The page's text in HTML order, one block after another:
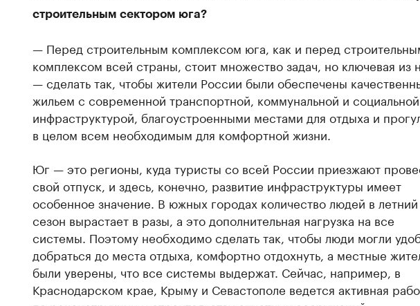
строительным сектором юга?
— Перед строительным комплексом юга, как и перед
комплексом всей страны, стоит множество задач, но ключевая из
— сделать так, чтобы жители России были обеспечены
жильем с современной транспортной, коммунальной и социальной
инфраструктурой, благоустроенными местами для отдыха и
в целом всем необходимым для комфортной жизни.
Юг — это регионы, куда туристы со всей России приезжают
свой отпуск, и здесь, конечно, развитие инфраструктуры имеет
особенное значение. В южных городах количество людей в летний
сезон вырастает в разы, а это дополнительная нагрузка на все
системы. Поэтому необходимо сделать так, чтобы люди могли
добраться до места отдыха, комфортно отдохнуть, а местные
были уверены, что все системы выдержат. Сейчас, например, в
Краснодарском крае, Крыму и Севастополе ведется активная